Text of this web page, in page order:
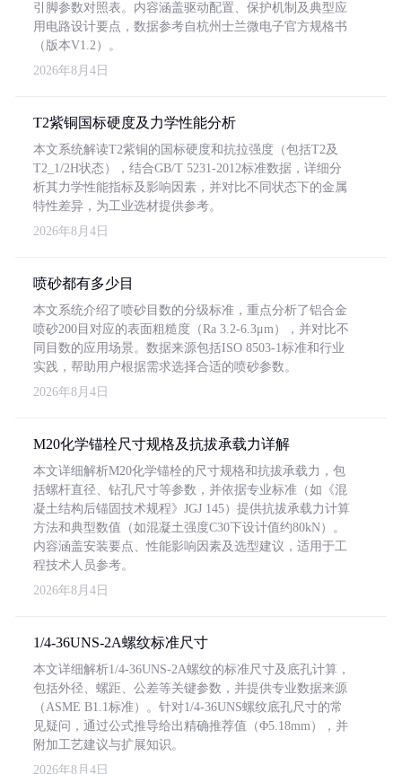
引脚参数对照表。内容涵盖驱动配置、保护机制及典型应
用电路设计要点，数据参考自杭州士兰微电子官方规格书
（版本V1.2）。
2026年8月4日
T2紫铜国标硬度及力学性能分析
本文系统解读T2紫铜的国标硬度和抗拉强度（包括T2及
T2_1/2H状态），结合GB/T 5231-2012标准数据，详细分
析其力学性能指标及影响因素，并对比不同状态下的金属
特性差异，为工业选材提供参考。
2026年8月4日
喷砂都有多少目
本文系统介绍了喷砂目数的分级标准，重点分析了铝合金
喷砂200目对应的表面粗糙度（Ra 3.2-6.3μm），并对比不
同目数的应用场景。数据来源包括ISO 8503-1标准和行业
实践，帮助用户根据需求选择合适的喷砂参数。
2026年8月4日
M20化学锚栓尺寸规格及抗拔承载力详解
本文详细解析M20化学锚栓的尺寸规格和抗拔承载力，包
括螺杆直径、钻孔尺寸等参数，并依据专业标准（如《混
凝土结构后锚固技术规程》JGJ 145）提供抗拔承载力计算
方法和典型数值（如混凝土强度C30下设计值约80kN）。
内容涵盖安装要点、性能影响因素及选型建议，适用于工
程技术人员参考。
2026年8月4日
1/4-36UNS-2A螺纹标准尺寸
本文详细解析1/4-36UNS-2A螺纹的标准尺寸及底孔计算，
包括外径、螺距、公差等关键参数，并提供专业数据来源
（ASME B1.1标准）。针对1/4-36UNS螺纹底孔尺寸的常
见疑问，通过公式推导给出精确推荐值（Φ5.18mm），并
附加工艺建议与扩展知识。
2026年8月4日